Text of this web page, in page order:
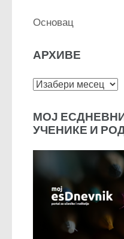
Основац
АРХИВЕ
Архиве
МОЈ
УЧЕНИКЕ И